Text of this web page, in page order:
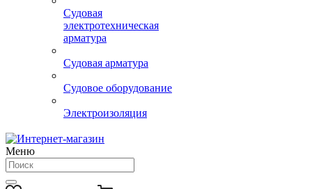
Судовая
электротехническая
арматура
Судовая арматура
Судовое оборудование
Электроизоляция
Меню